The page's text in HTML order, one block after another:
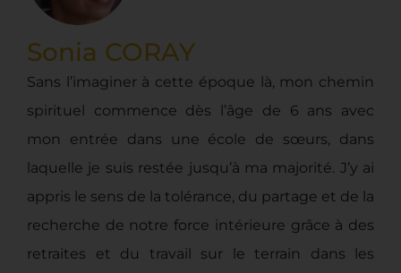
Sonia CORAY
Sans l’imaginer à cette époque là, mon chemin
spirituel commence dès l’âge de 6 ans avec
mon entrée dans une école de sœurs, dans
laquelle je suis restée jusqu’à ma majorité. J’y ai
appris le sens de la tolérance, du partage et de la
recherche de notre force intérieure grâce à des
retraites et du travail sur le terrain dans les